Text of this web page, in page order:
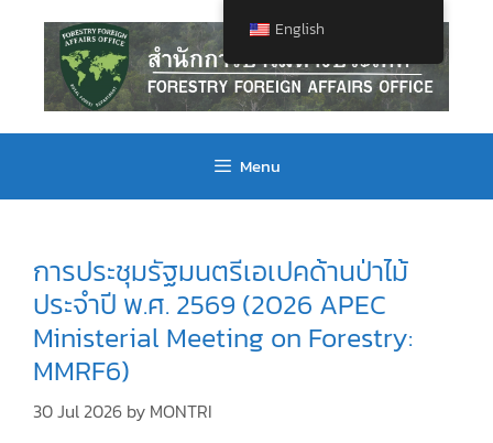
Menu
การประชุมรัฐมนตรีเอเปคด้านป่าไม้
ประจำปี พ.ศ. 2569 (2026 APEC
Ministerial Meeting on Forestry:
MMRF6)
30 Jul 2026 by MONTRI
English